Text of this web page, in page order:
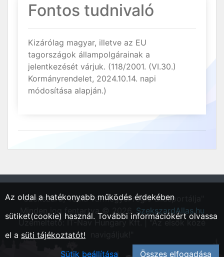
Fontos tudnivaló
Kizárólag magyar, illetve az EU
tagországok állampolgárainak a
jelentkezését várjuk. (118/2001. (VI.30.)
Kormányrendelet, 2024.10.14. napi
módosítása alapján.)
"Szekszárd, Tolna vármegyei régió állásportálja"
Minden jog fentartva © 2026. SzekszardAllas.hu
Üzemeltető: IT-Nav Hungary Kft. | "Az elsők közé
Az oldal a hatékonyabb működés érdekében
sütiket(cookie) használ. További információkért olvassa
el a süti tájékoztatót!
Sütik beállítása
Összes elfogadása